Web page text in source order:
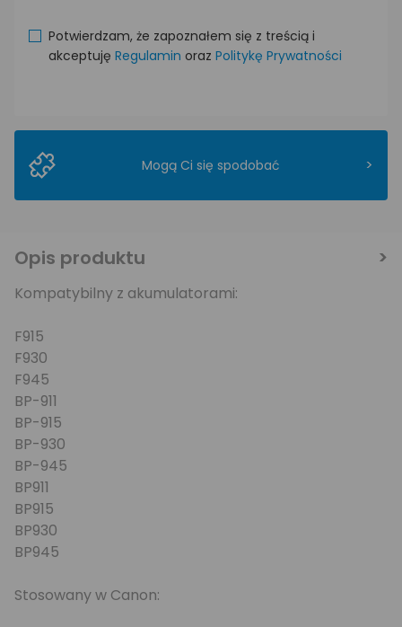
Potwierdzam, że zapoznałem się z treścią i
akceptuję Regulamin oraz Politykę Prywatności
Mogą Ci się spodobać >
Opis produktu
Kompatybilny z akumulatorami:
F915
F930
F945
BP-911
BP-915
BP-930
BP-945
BP911
BP915
BP930
BP945
Stosowany w Canon: